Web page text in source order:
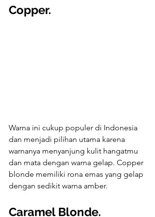
Copper.
Warna ini cukup populer di Indonesia
dan menjadi pilihan utama karena
warnanya menyanjung kulit hangatmu
dan mata dengan warna gelap. Copper
blonde memiliki rona emas yang gelap
dengan sedikit warna amber.
Caramel Blonde.